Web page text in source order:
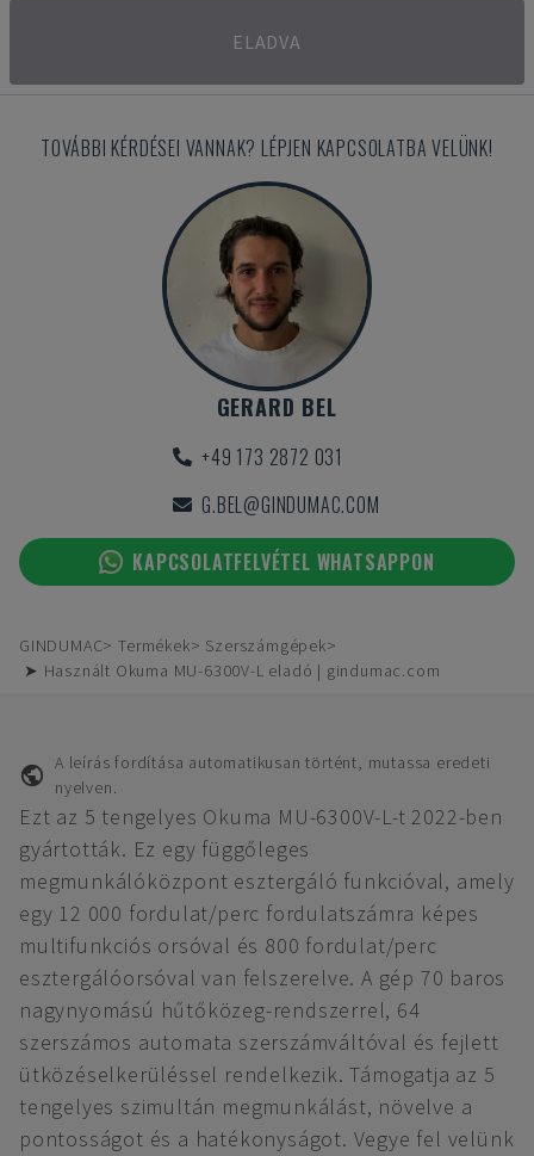
ELADVA
TOVÁBBI KÉRDÉSEI VANNAK? LÉPJEN KAPCSOLATBA VELÜNK!
GERARD BEL
+49 173 2872 031
G.BEL@GINDUMAC.COM
KAPCSOLATFELVÉTEL WHATSAPPON
GINDUMAC Termékek
Szerszámgépek
➤ Használt Okuma MU-6300V-L eladó | gindumac.com
A leírás fordítása automatikusan történt, mutassa eredeti
nyelven.
Ezt az 5 tengelyes Okuma MU-6300V-L-t 2022-ben
gyártották. Ez egy függőleges
megmunkálóközpont esztergáló funkcióval, amely
egy 12 000 fordulat/perc fordulatszámra képes
multifunkciós orsóval és 800 fordulat/perc
esztergálóorsóval van felszerelve. A gép 70 baros
nagynyomású hűtőközeg-rendszerrel, 64
szerszámos automata szerszámváltóval és fejlett
ütközéselkerüléssel rendelkezik. Támogatja az 5
tengelyes szimultán megmunkálást, növelve a
pontosságot és a hatékonyságot. Vegye fel velünk